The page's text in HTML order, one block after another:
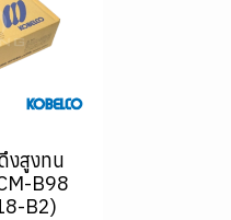
งสูงทน
B98
B2)